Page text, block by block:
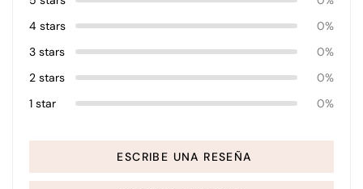
4 stars
0%
3 stars
0%
2 stars
0%
1 star
0%
ESCRIBE UNA RESEÑA